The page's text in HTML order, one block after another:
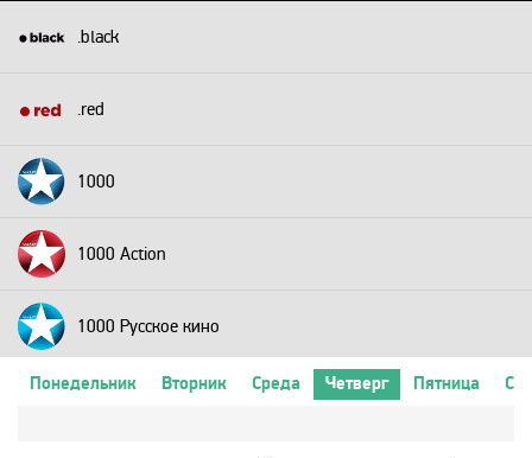
.black
.red
1000
1000 Action
1000 Русское кино
Понедельник Вторник Среда Четверг Пятница